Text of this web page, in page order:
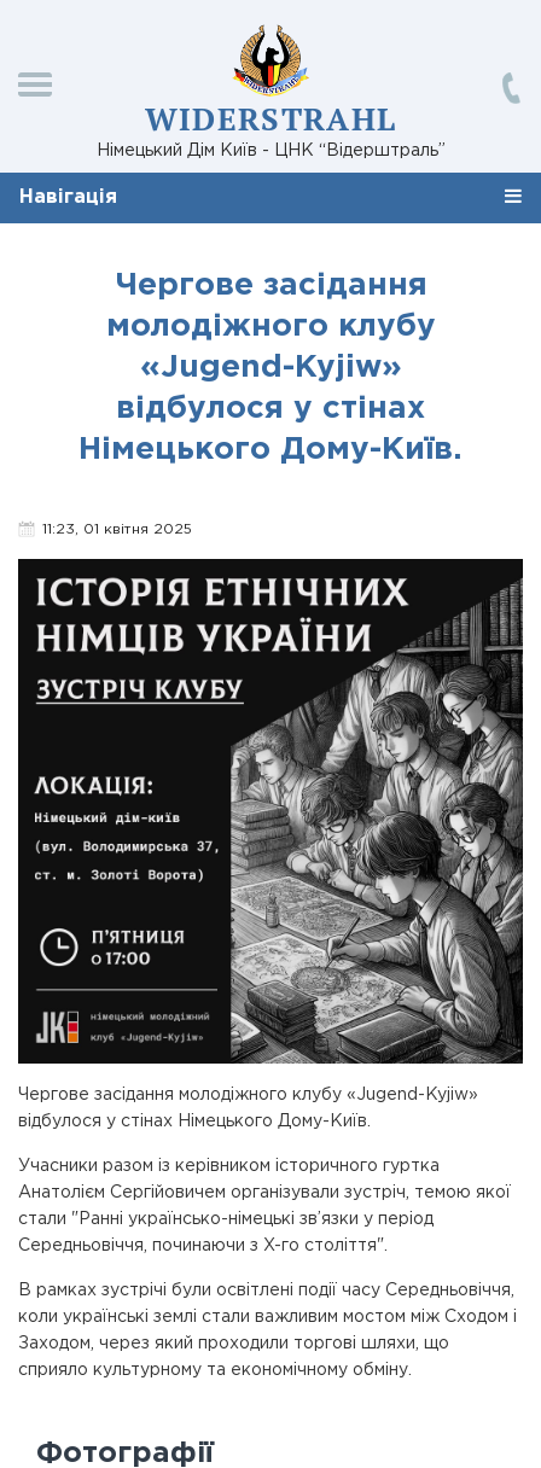
WIDERSTRAHL
Німецький Дім Київ - ЦНК “Відерштраль”
Навігація
Чергове засідання
молодіжного клубу
«Jugend-Kyjiw»
відбулося у стінах
Німецького Дому-Київ.
11:23, 01 квітня 2025
Чергове засідання молодіжного клубу «Jugend-Kyjiw»
відбулося у стінах Німецького Дому-Київ.
Учасники разом із керівником історичного гуртка
Анатолієм Сергійовичем організували зустріч, темою якої
стали "Ранні українсько-німецькі зв’язки у період
Середньовіччя, починаючи з X-го століття".
В рамках зустрічі були освітлені події часу Середньовіччя,
коли українські землі стали важливим мостом між Сходом і
Заходом, через який проходили торгові шляхи, що
сприяло культурному та економічному обміну.
Фотографії